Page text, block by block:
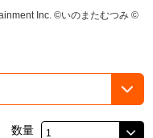
Inc. ©いのまたむつみ ©
数量